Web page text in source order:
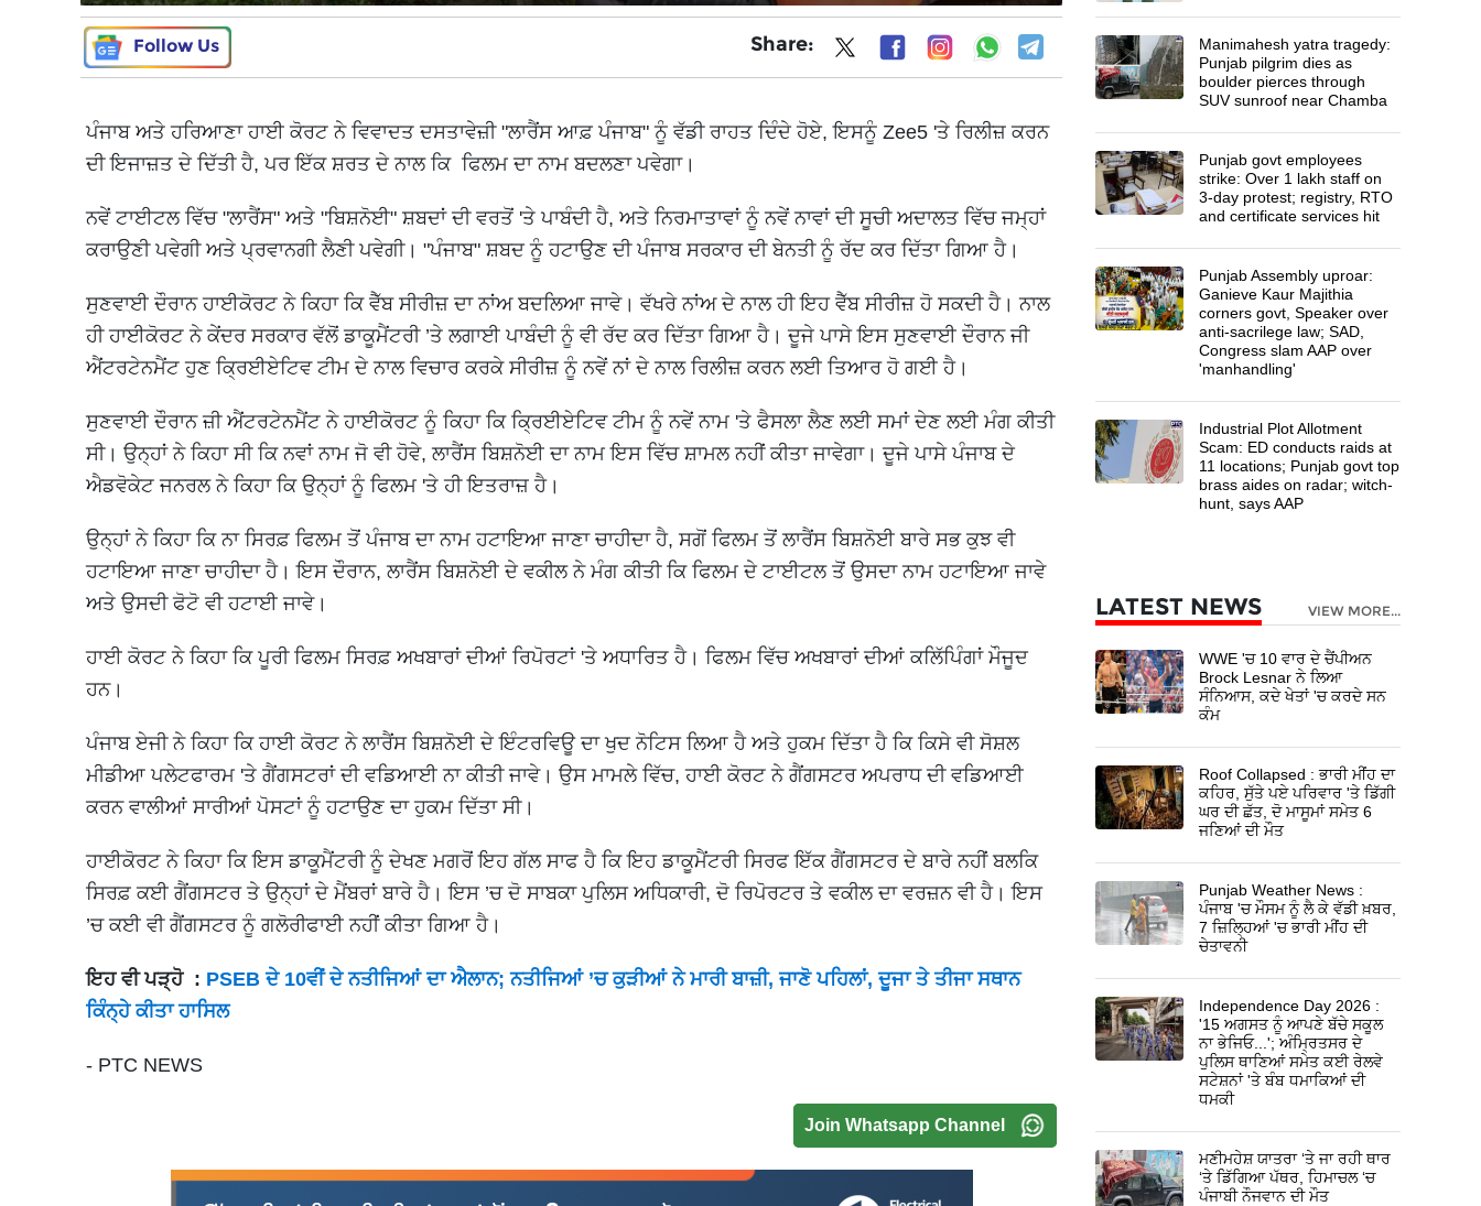
Follow Us Share:
ਪੰਜਾਬ ਅਤੇ ਹਰਿਆਣਾ ਹਾਈ ਕੋਰਟ ਨੇ ਵਿਵਾਦਤ ਦਸਤਾਵੇਜ਼ੀ "ਲਾਰੈਂਸ ਆਫ਼ ਪੰਜਾਬ" ਨੂੰ ਵੱਡੀ ਰਾਹਤ ਦਿੰਦੇ ਹੋਏ, ਇਸਨੂੰ Zee5 'ਤੇ ਰਿਲੀਜ਼ ਕਰਨ
ਦੀ ਇਜਾਜ਼ਤ ਦੇ ਦਿੱਤੀ ਹੈ, ਪਰ ਇੱਕ ਸ਼ਰਤ ਦੇ ਨਾਲ ਕਿ ਫਿਲਮ ਦਾ ਨਾਮ ਬਦਲਣਾ ਪਵੇਗਾ।
ਨਵੇਂ ਟਾਈਟਲ ਵਿੱਚ "ਲਾਰੈਂਸ" ਅਤੇ "ਬਿਸ਼ਨੋਈ" ਸ਼ਬਦਾਂ ਦੀ ਵਰਤੋਂ 'ਤੇ ਪਾਬੰਦੀ ਹੈ, ਅਤੇ ਨਿਰਮਾਤਾਵਾਂ ਨੂੰ ਨਵੇਂ ਨਾਵਾਂ ਦੀ ਸੂਚੀ ਅਦਾਲਤ ਵਿੱਚ ਜਮ੍ਹਾਂ
ਕਰਾਉਣੀ ਪਵੇਗੀ ਅਤੇ ਪ੍ਰਵਾਨਗੀ ਲੈਣੀ ਪਵੇਗੀ। "ਪੰਜਾਬ" ਸ਼ਬਦ ਨੂੰ ਹਟਾਉਣ ਦੀ ਪੰਜਾਬ ਸਰਕਾਰ ਦੀ ਬੇਨਤੀ ਨੂੰ ਰੱਦ ਕਰ ਦਿੱਤਾ ਗਿਆ ਹੈ।
ਸੁਣਵਾਈ ਦੌਰਾਨ ਹਾਈਕੋਰਟ ਨੇ ਕਿਹਾ ਕਿ ਵੈੱਬ ਸੀਰੀਜ਼ ਦਾ ਨਾਂਅ ਬਦਲਿਆ ਜਾਵੇ। ਵੱਖਰੇ ਨਾਂਅ ਦੇ ਨਾਲ ਹੀ ਇਹ ਵੈੱਬ ਸੀਰੀਜ਼ ਹੋ ਸਕਦੀ ਹੈ। ਨਾਲ
ਹੀ ਹਾਈਕੋਰਟ ਨੇ ਕੇਂਦਰ ਸਰਕਾਰ ਵੱਲੋਂ ਡਾਕੂਮੈਂਟਰੀ ’ਤੇ ਲਗਾਈ ਪਾਬੰਦੀ ਨੂੰ ਵੀ ਰੱਦ ਕਰ ਦਿੱਤਾ ਗਿਆ ਹੈ। ਦੂਜੇ ਪਾਸੇ ਇਸ ਸੁਣਵਾਈ ਦੌਰਾਨ ਜੀ
ਐਂਟਰਟੇਨਮੈਂਟ ਹੁਣ ਕ੍ਰਿਈਏਟਿਵ ਟੀਮ ਦੇ ਨਾਲ ਵਿਚਾਰ ਕਰਕੇ ਸੀਰੀਜ਼ ਨੂੰ ਨਵੇਂ ਨਾਂ ਦੇ ਨਾਲ ਰਿਲੀਜ਼ ਕਰਨ ਲਈ ਤਿਆਰ ਹੋ ਗਈ ਹੈ।
ਸੁਣਵਾਈ ਦੌਰਾਨ ਜ਼ੀ ਐਂਟਰਟੇਨਮੈਂਟ ਨੇ ਹਾਈਕੋਰਟ ਨੂੰ ਕਿਹਾ ਕਿ ਕ੍ਰਿਈਏਟਿਵ ਟੀਮ ਨੂੰ ਨਵੇਂ ਨਾਮ 'ਤੇ ਫੈਸਲਾ ਲੈਣ ਲਈ ਸਮਾਂ ਦੇਣ ਲਈ ਮੰਗ ਕੀਤੀ
ਸੀ। ਉਨ੍ਹਾਂ ਨੇ ਕਿਹਾ ਸੀ ਕਿ ਨਵਾਂ ਨਾਮ ਜੋ ਵੀ ਹੋਵੇ, ਲਾਰੈਂਸ ਬਿਸ਼ਨੋਈ ਦਾ ਨਾਮ ਇਸ ਵਿੱਚ ਸ਼ਾਮਲ ਨਹੀਂ ਕੀਤਾ ਜਾਵੇਗਾ। ਦੂਜੇ ਪਾਸੇ ਪੰਜਾਬ ਦੇ
ਐਡਵੋਕੇਟ ਜਨਰਲ ਨੇ ਕਿਹਾ ਕਿ ਉਨ੍ਹਾਂ ਨੂੰ ਫਿਲਮ 'ਤੇ ਹੀ ਇਤਰਾਜ਼ ਹੈ।
ਉਨ੍ਹਾਂ ਨੇ ਕਿਹਾ ਕਿ ਨਾ ਸਿਰਫ਼ ਫਿਲਮ ਤੋਂ ਪੰਜਾਬ ਦਾ ਨਾਮ ਹਟਾਇਆ ਜਾਣਾ ਚਾਹੀਦਾ ਹੈ, ਸਗੋਂ ਫਿਲਮ ਤੋਂ ਲਾਰੈਂਸ ਬਿਸ਼ਨੋਈ ਬਾਰੇ ਸਭ ਕੁਝ ਵੀ
ਹਟਾਇਆ ਜਾਣਾ ਚਾਹੀਦਾ ਹੈ। ਇਸ ਦੌਰਾਨ, ਲਾਰੈਂਸ ਬਿਸ਼ਨੋਈ ਦੇ ਵਕੀਲ ਨੇ ਮੰਗ ਕੀਤੀ ਕਿ ਫਿਲਮ ਦੇ ਟਾਈਟਲ ਤੋਂ ਉਸਦਾ ਨਾਮ ਹਟਾਇਆ ਜਾਵੇ
ਅਤੇ ਉਸਦੀ ਫੋਟੋ ਵੀ ਹਟਾਈ ਜਾਵੇ।
ਹਾਈ ਕੋਰਟ ਨੇ ਕਿਹਾ ਕਿ ਪੂਰੀ ਫਿਲਮ ਸਿਰਫ਼ ਅਖਬਾਰਾਂ ਦੀਆਂ ਰਿਪੋਰਟਾਂ 'ਤੇ ਅਧਾਰਿਤ ਹੈ। ਫਿਲਮ ਵਿੱਚ ਅਖਬਾਰਾਂ ਦੀਆਂ ਕਲਿੱਪਿੰਗਾਂ ਮੌਜੂਦ
ਹਨ।
ਪੰਜਾਬ ਏਜੀ ਨੇ ਕਿਹਾ ਕਿ ਹਾਈ ਕੋਰਟ ਨੇ ਲਾਰੈਂਸ ਬਿਸ਼ਨੋਈ ਦੇ ਇੰਟਰਵਿਊ ਦਾ ਖੁਦ ਨੋਟਿਸ ਲਿਆ ਹੈ ਅਤੇ ਹੁਕਮ ਦਿੱਤਾ ਹੈ ਕਿ ਕਿਸੇ ਵੀ ਸੋਸ਼ਲ
ਮੀਡੀਆ ਪਲੇਟਫਾਰਮ 'ਤੇ ਗੈਂਗਸਟਰਾਂ ਦੀ ਵਡਿਆਈ ਨਾ ਕੀਤੀ ਜਾਵੇ। ਉਸ ਮਾਮਲੇ ਵਿੱਚ, ਹਾਈ ਕੋਰਟ ਨੇ ਗੈਂਗਸਟਰ ਅਪਰਾਧ ਦੀ ਵਡਿਆਈ
ਕਰਨ ਵਾਲੀਆਂ ਸਾਰੀਆਂ ਪੋਸਟਾਂ ਨੂੰ ਹਟਾਉਣ ਦਾ ਹੁਕਮ ਦਿੱਤਾ ਸੀ।
ਹਾਈਕੋਰਟ ਨੇ ਕਿਹਾ ਕਿ ਇਸ ਡਾਕੂਮੈਂਟਰੀ ਨੂੰ ਦੇਖਣ ਮਗਰੋਂ ਇਹ ਗੱਲ ਸਾਫ ਹੈ ਕਿ ਇਹ ਡਾਕੂਮੈਂਟਰੀ ਸਿਰਫ ਇੱਕ ਗੈਂਗਸਟਰ ਦੇ ਬਾਰੇ ਨਹੀਂ ਬਲਕਿ
ਸਿਰਫ਼ ਕਈ ਗੈਂਗਸਟਰ ਤੇ ਉਨ੍ਹਾਂ ਦੇ ਮੈਂਬਰਾਂ ਬਾਰੇ ਹੈ। ਇਸ ’ਚ ਦੋ ਸਾਬਕਾ ਪੁਲਿਸ ਅਧਿਕਾਰੀ, ਦੋ ਰਿਪੋਰਟਰ ਤੇ ਵਕੀਲ ਦਾ ਵਰਜ਼ਨ ਵੀ ਹੈ। ਇਸ
’ਚ ਕਈ ਵੀ ਗੈਂਗਸਟਰ ਨੂੰ ਗਲੋਰੀਫਾਈ ਨਹੀਂ ਕੀਤਾ ਗਿਆ ਹੈ।
ਇਹ ਵੀ ਪੜ੍ਹੋ : PSEB ਦੇ 10ਵੀਂ ਦੇ ਨਤੀਜਿਆਂ ਦਾ ਐਲਾਨ; ਨਤੀਜਿਆਂ ’ਚ ਕੁੜੀਆਂ ਨੇ ਮਾਰੀ ਬਾਜ਼ੀ, ਜਾਣੋ ਪਹਿਲਾਂ, ਦੂਜਾ ਤੇ ਤੀਜਾ ਸਥਾਨ
ਕਿੰਨ੍ਹੇ ਕੀਤਾ ਹਾਸਿਲ
- PTC NEWS
Join Whatsapp Channel
Manimahesh yatra tragedy:
Punjab pilgrim dies as
boulder pierces through
SUV sunroof near Chamba
Punjab govt employees
strike: Over 1 lakh staff on
3-day protest; registry, RTO
and certificate services hit
Punjab Assembly uproar:
Ganieve Kaur Majithia
corners govt, Speaker over
anti-sacrilege law; SAD,
Congress slam AAP over
'manhandling'
Industrial Plot Allotment
Scam: ED conducts raids at
11 locations; Punjab govt top
brass aides on radar; witch-
hunt, says AAP
LATEST NEWS VIEW MORE...
WWE 'ਚ 10 ਵਾਰ ਦੇ ਚੈਂਪੀਅਨ
Brock Lesnar ਨੇ ਲਿਆ
ਸੰਨਿਆਸ, ਕਦੇ ਖੇਤਾਂ 'ਚ ਕਰਦੇ ਸਨ
ਕੰਮ
Roof Collapsed : ਭਾਰੀ ਮੀਂਹ ਦਾ
ਕਹਿਰ, ਸੁੱਤੇ ਪਏ ਪਰਿਵਾਰ 'ਤੇ ਡਿੱਗੀ
ਘਰ ਦੀ ਛੱਤ, ਦੋ ਮਾਸੂਮਾਂ ਸਮੇਤ 6
ਜਣਿਆਂ ਦੀ ਮੌਤ
Punjab Weather News :
ਪੰਜਾਬ 'ਚ ਮੌਸਮ ਨੂੰ ਲੈ ਕੇ ਵੱਡੀ ਖ਼ਬਰ,
7 ਜ਼ਿਲ੍ਹਿਆਂ 'ਚ ਭਾਰੀ ਮੀਂਹ ਦੀ
ਚੇਤਾਵਨੀ
Independence Day 2026 :
'15 ਅਗਸਤ ਨੂੰ ਆਪਣੇ ਬੱਚੇ ਸਕੂਲ
ਨਾ ਭੇਜਿਓ...'; ਅੰਮ੍ਰਿਤਸਰ ਦੇ
ਪੁਲਿਸ ਥਾਣਿਆਂ ਸਮੇਤ ਕਈ ਰੇਲਵੇ
ਸਟੇਸ਼ਨਾਂ 'ਤੇ ਬੰਬ ਧਮਾਕਿਆਂ ਦੀ
ਧਮਕੀ
ਮਣੀਮਹੇਸ਼ ਯਾਤਰਾ ‘ਤੇ ਜਾ ਰਹੀ ਥਾਰ
‘ਤੇ ਡਿੱਗਿਆ ਪੱਥਰ, ਹਿਮਾਚਲ ‘ਚ
ਪੰਜਾਬੀ ਨੌਜਵਾਨ ਦੀ ਮੌਤ